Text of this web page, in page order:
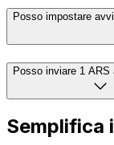
Posso impostare
Posso inviare 1 ARS
Semplifica